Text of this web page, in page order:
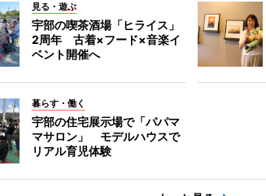
見る・遊ぶ
宇部の喫茶酒場「ヒライス」
2周年 古着×フード×音楽イ
ベント開催へ
暮らす・働く
宇部の住宅展示場で「パパマ
マサロン」 モデルハウスで
リアル育児体験